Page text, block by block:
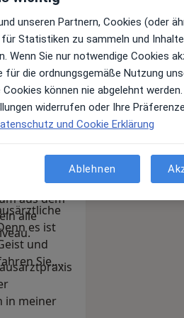
mich über
und Innere
Bahnhof
aus dem
alle
in meiner
es ist
und
Sie,
unseren Partnern, Cookies (oder
Statistiken zu sammeln und
Wenn Sie nur notwendige Cookies
für die ordnungsgemäße Nutzung
können nie abgelehnt werden.
widerrufen oder Ihre
und Cookie Erklärung
Ablehnen